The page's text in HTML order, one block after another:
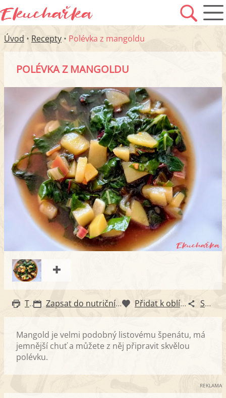
Úvod • Recepty • Polévka z mangoldu
POLÉVKA Z MANGOLDU
Tisk Zapsat do nutričního diáře Přidat k oblíbeným Sdílet
Mangold je velmi podobný listovému špenátu, má
jemnější chuť a můžete z něj připravit skvělou
polévku.
REKLAMA